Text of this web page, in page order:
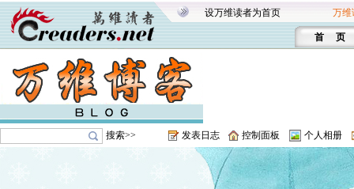
设万维读者为首页 万维
首 页
搜索>> 发表日志 控制面板 个人相册